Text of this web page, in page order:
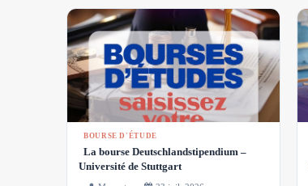
BOURSE D'ÉTUDE
La bourse Deutschlandstipendium –
Université de Stuttgart